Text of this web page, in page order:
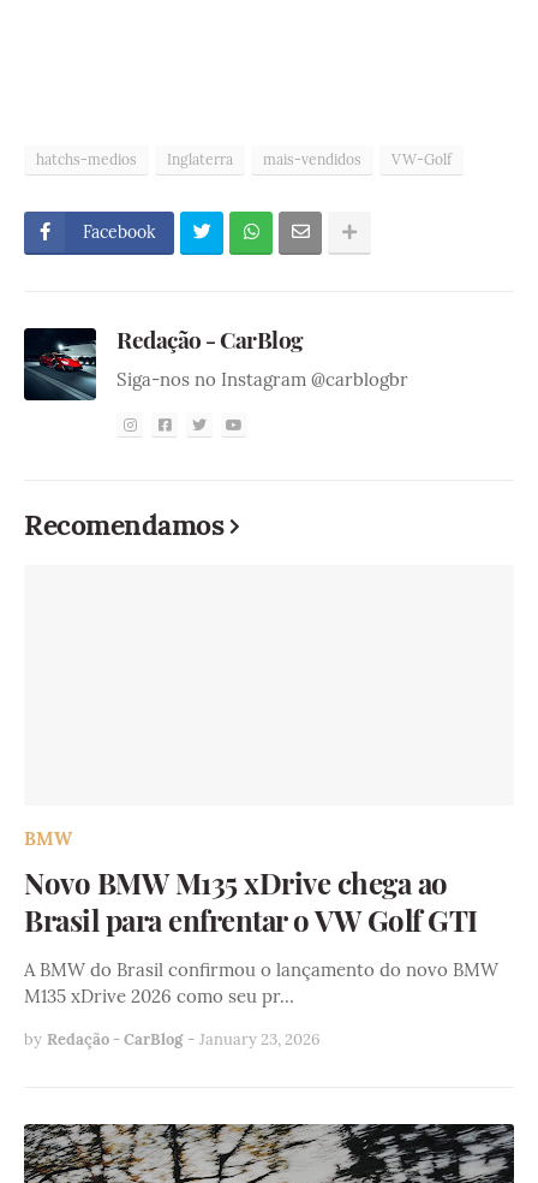
hatchs-medios Inglaterra mais-vendidos VW-Golf
Facebook
Redação - CarBlog
Siga-nos no Instagram @carblogbr
Recomendamos
BMW
Novo BMW M135 xDrive chega ao
Brasil para enfrentar o VW Golf GTI
A BMW do Brasil confirmou o lançamento do novo BMW
M135 xDrive 2026 como seu pr…
by Redação - CarBlog - January 23, 2026